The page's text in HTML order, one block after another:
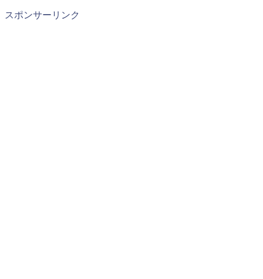
スポンサーリンク